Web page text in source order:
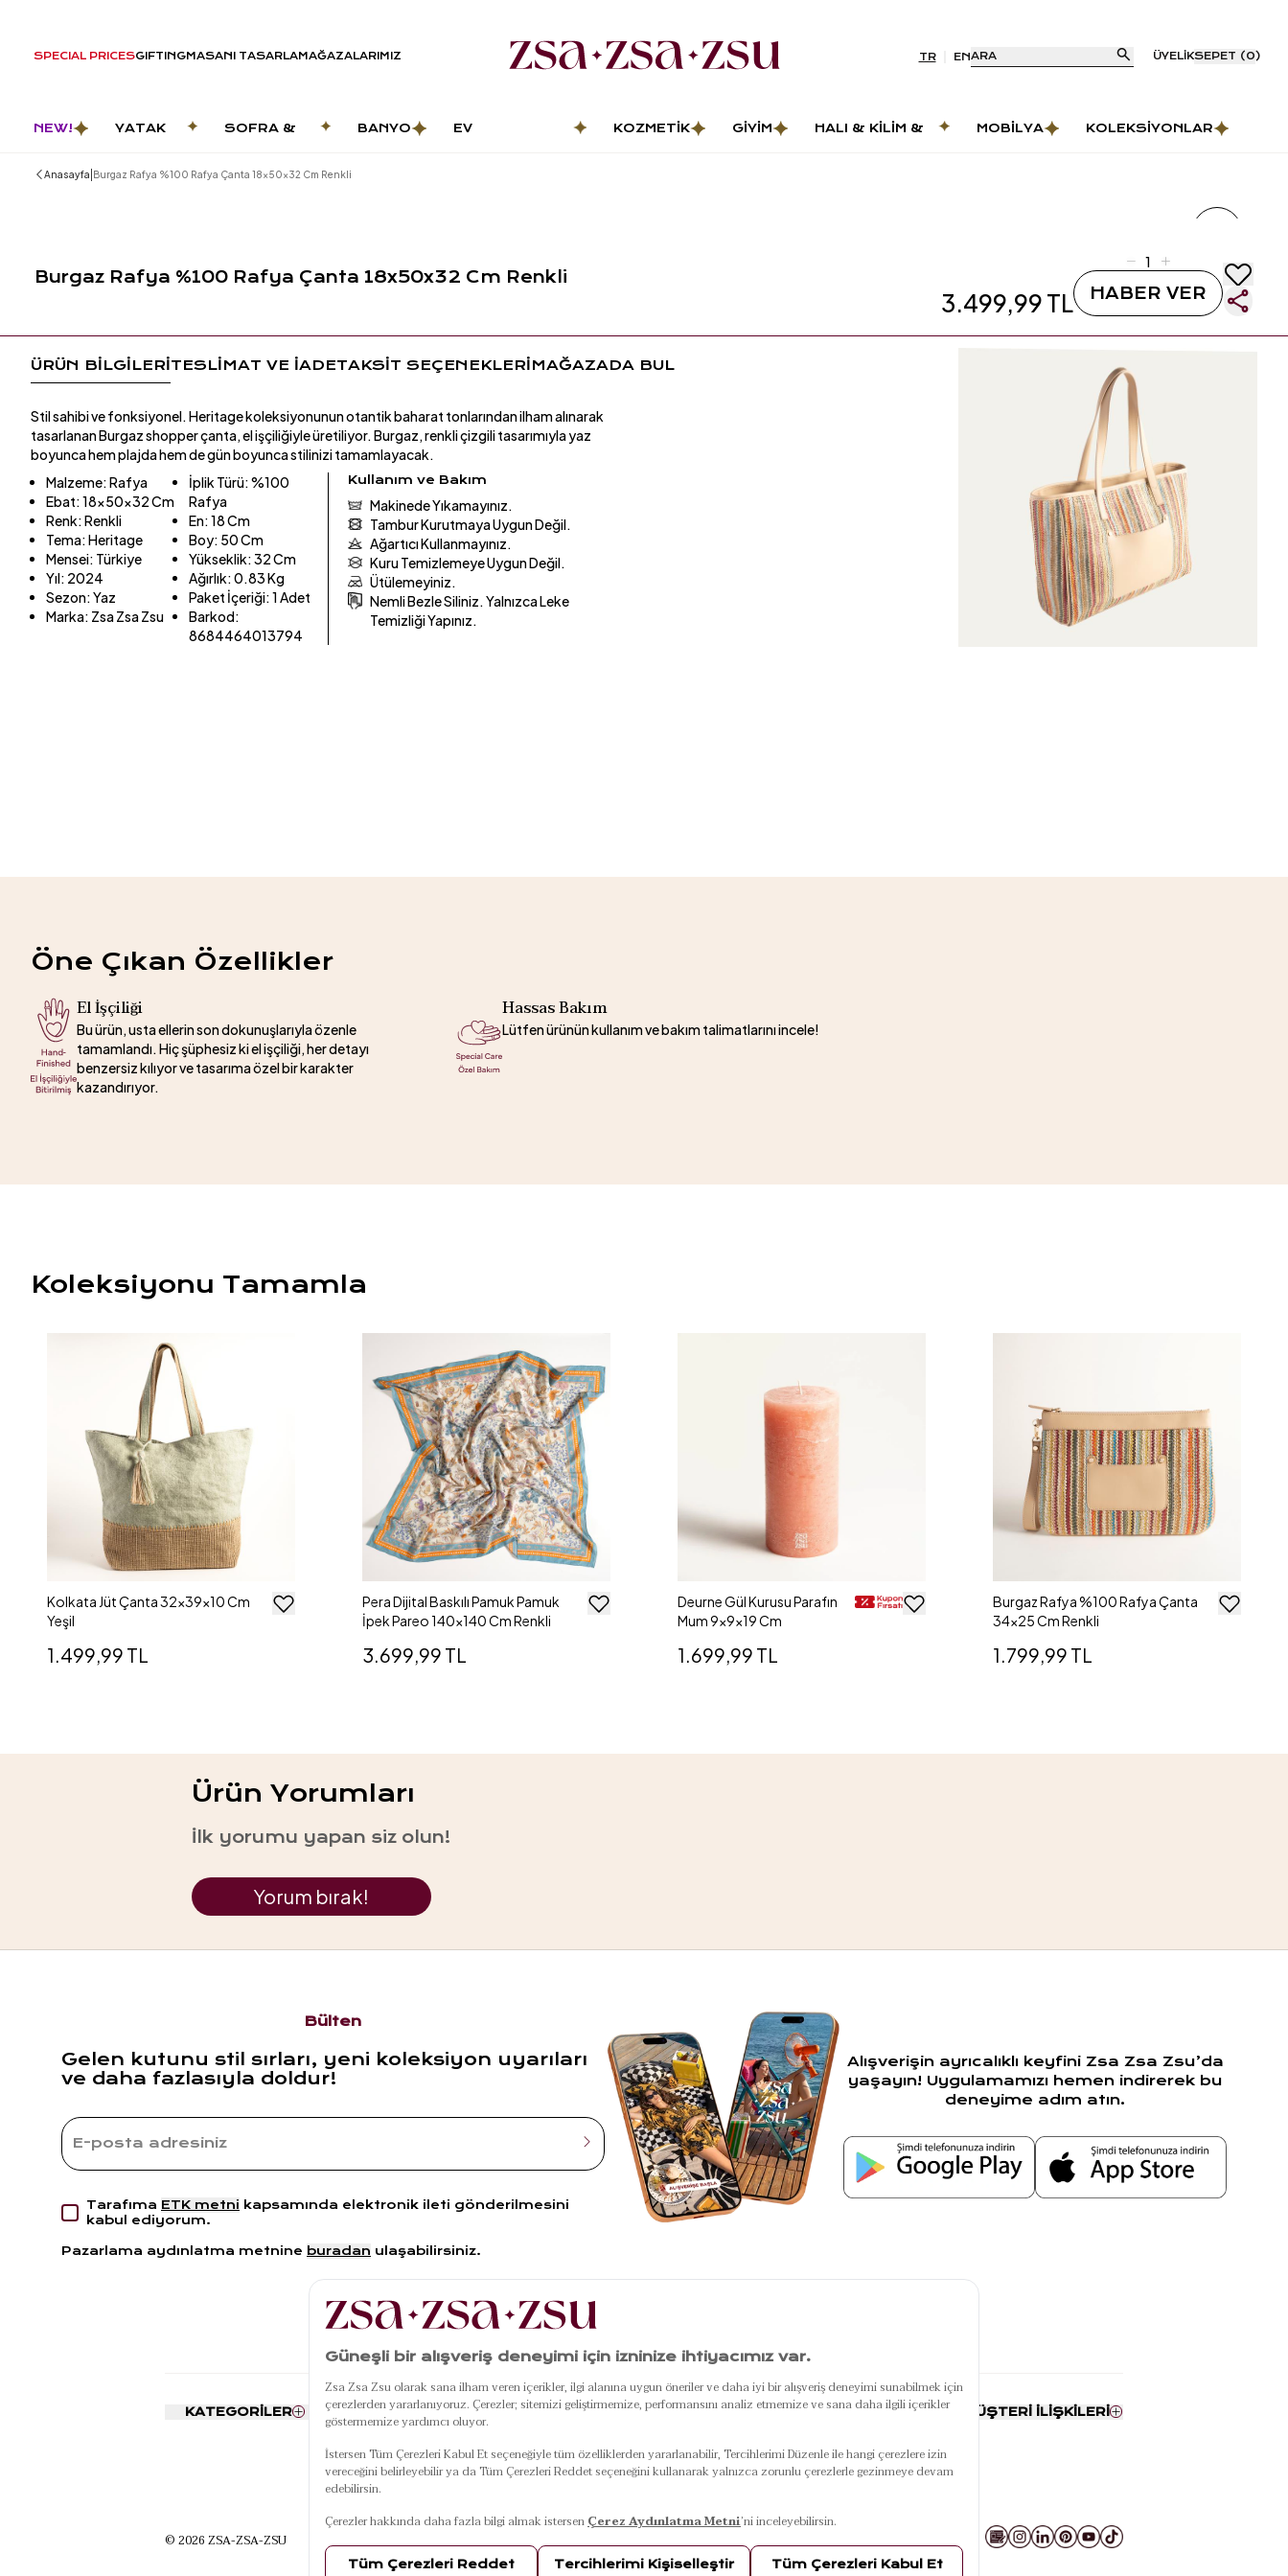
SPECIAL PRICESGIFTINGMASANI TASARLAMAĞAZALARIMIZ TR ENARA ÜYELIKSEPET (0)
NEW!
YATAK
SOFRA &
BANYO
EV
KOZMETIK GIYIM
HALI & KILIM &
MOBILYA KOLEKSIYONLAR
Anasayfa Burgaz Rafya %100 Rafya Çanta 18x50x32 Cm Renkli
Burgaz Rafya %100 Rafya Çanta 18x50x32 Cm Renkli
3.499,99 TL HABER VER
ÜRÜN BİLGİLERİTESLİMAT VE İADETAKSİT SEÇENEKLERİMAĞAZADA BUL
Stil sahibi ve fonksiyonel. Heritage koleksiyonunun otantik baharat tonlarından ilham alınarak
tasarlanan Burgaz shopper çanta, el işçiliğiyle üretiliyor. Burgaz, renkli çizgili tasarımıyla yaz
boyunca hem plajda hem de gün boyunca stilinizi tamamlayacak.
Malzeme:Rafya
Ebat:18x50x32 Cm
Renk:Renkli
Tema:Heritage
Mensei: Türkiye
Yıl: 2024
Sezon:Yaz
Marka: Zsa Zsa Zsu
İplik Türü:%100
Rafya
En:18 Cm
Boy: 50 Cm
Yükseklik:32 Cm
Ağırlık:0.83 Kg
Paket İçeriği:1 Adet
Barkod:
8684464013794
Kullanım ve Bakım
Makinede Yıkamayınız.
Tambur Kurutmaya Uygun Değil.
Ağartıcı Kullanmayınız.
Kuru Temizlemeye Uygun Değil.
Ütülemeyiniz.
Nemli Bezle Siliniz. Yalnızca Leke
Temizliği Yapınız.
Öne Çıkan Özellikler
El İşçiliği
Bu ürün, usta ellerin son dokunuşlarıyla özenle
tamamlandı. Hiç şüphesiz ki el işçiliği, her detayı
benzersiz kılıyor ve tasarıma özel bir karakter
kazandırıyor.
Hassas Bakım
Lütfen ürünün kullanım ve bakım talimatlarını incele!
Koleksiyonu Tamamla
Kolkata Jüt Çanta 32x39x10 Cm
Yeşil
1.499,99 TL
Pera Dijital Baskılı Pamuk Pamuk
İpek Pareo 140x140 Cm Renkli
3.699,99 TL
Deurne Gül Kurusu Parafın
Mum 9x9x19 Cm
1.699,99 TL
Burgaz Rafya %100 Rafya Çanta
34x25 Cm Renkli
1.799,99 TL
Ürün Yorumları
İlk yorumu yapan siz olun!
Yorum bırak!
Bülten
Gelen kutunu stil sırları, yeni koleksiyon uyarıları
ve daha fazlasıyla doldur!
Tarafıma ETK metni kapsamında elektronik ileti gönderilmesini
kabul ediyorum.
Pazarlama aydınlatma metnine buradan ulaşabilirsiniz.
Alışverişin ayrıcalıklı keyfini Zsa Zsa Zsu’da
yaşayın! Uygulamamızı hemen indirerek bu
deneyime adım atın.
KATEGORİLER
Takımı
POPÜLER
KATEGORİLER
Kapı Önü Paspası
Banyo Paspası
Koltuk Şalı
Vazo
Makyaj Çantası
POPÜLER
Ding Dong Kapı Önü
Pembe Banyo
Paspası
Marmara Omuz
ÖZEL GÜNLER
Black Friday
Anneler Günü
Sevgililer Günü
Yılbaşı Ürünleri
Kadınlar Günü
KURUMSAL
Hakkımızda
ZSA-ZSA-ZSU
Mağazalarımız
ETK
MÜŞTERİ İLİŞKİLERİ
İade
SSS
© 2026 ZSA-ZSA-ZSU